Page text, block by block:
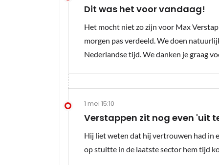
Dit was het voor vandaag!
Het mocht niet zo zijn voor Max
morgen pas verdeeld. We doen
Nederlandse tijd. We danken je graag
1 mei 15:10
Verstappen zit nog even 'uit
Hij liet weten dat hij vertrouwen had in
op stuitte in de laatste sector hem tijd